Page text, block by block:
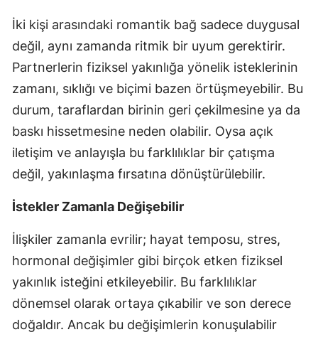
İki kişi arasındaki romantik bağ sadece duygusal
değil, aynı zamanda ritmik bir uyum gerektirir.
Partnerlerin fiziksel yakınlığa yönelik isteklerinin
zamanı, sıklığı ve biçimi bazen örtüşmeyebilir. Bu
durum, taraflardan birinin geri çekilmesine ya da
baskı hissetmesine neden olabilir. Oysa açık
iletişim ve anlayışla bu farklılıklar bir çatışma
değil, yakınlaşma fırsatına dönüştürülebilir.
İstekler Zamanla Değişebilir
İlişkiler zamanla evrilir; hayat temposu, stres,
hormonal değişimler gibi birçok etken fiziksel
yakınlık isteğini etkileyebilir. Bu farklılıklar
dönemsel olarak ortaya çıkabilir ve son derece
doğaldır. Ancak bu değişimlerin konuşulabilir